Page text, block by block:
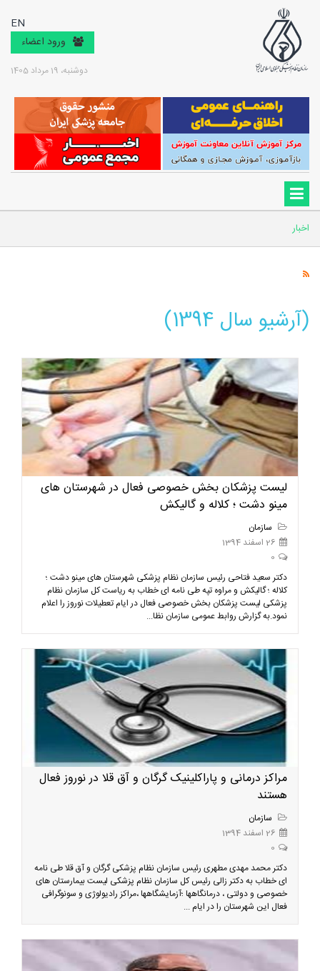
EN
ورود اعضاء
دوشنبه، 19 مرداد 1405
اخبار
(آرشیو سال 1394)
لیست پزشکان بخش خصوصی فعال در شهرستان های
مینو دشت ؛ کلاله و گالیکش
سازمان
26 اسفند 1394
0
دکتر سعید فتاحی رئیس سازمان نظام پزشکی شهرستان های مینو دشت ؛
کلاله ؛ گالیکش و مراوه تپه طی نامه ای خطاب به ریاست کل سازمان نظام
پزشکی لیست پزشکان بخش خصوصی فعال در ایام تعطیلات نوروز را اعلام
نمود.به گزارش روابط عمومی سازمان نظا...
مراکز درمانی و پاراکلینیک گرگان و آق قلا در نوروز فعال
هستند
سازمان
26 اسفند 1394
0
دکتر محمد مهدی مطهری رئیس سازمان نظام پزشکی گرگان و آق قلا طی نامه
ای خطاب به دکتر زالی رئیس کل سازمان نظام پزشکی لیست بیمارستان های
خصوصی و دولتی ، درمانگاهها ؛آزمایشگاهها ،مراکز رادیولوژی و سونوگرافی
فعال این شهرستان را در ایام ...